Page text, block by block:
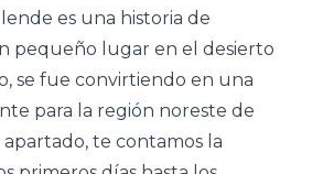
es una historia de
pequeño lugar en el desierto
se fue convirtiendo en una
para la región noreste de
apartado, te contamos la